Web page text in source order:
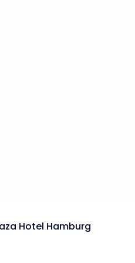
Hotel Hamburg